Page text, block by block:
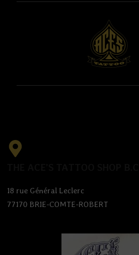
18 rue Général Leclerc
77170 BRIE-COMTE-ROBERT